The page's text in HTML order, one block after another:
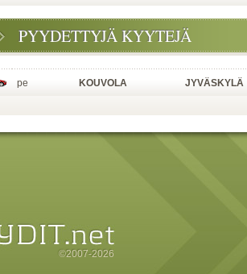
PYYDETTYJÄ KYYTEJÄ
pe KOUVOLA JYVÄSKYLÄ
©2007-2026